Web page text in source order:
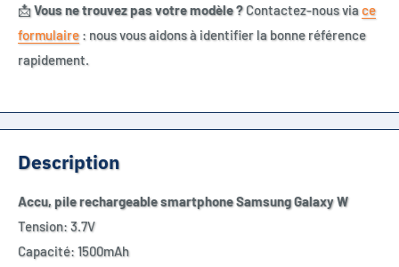
📩Vous ne trouvez pas votre modèle ?Contactez-nous viace
formulaire : nous vous aidons à identifier la bonne référence
rapidement.
Description
Accu, pile rechargeable smartphone Samsung Galaxy W
Tension: 3.7V
Capacité: 1500mAh